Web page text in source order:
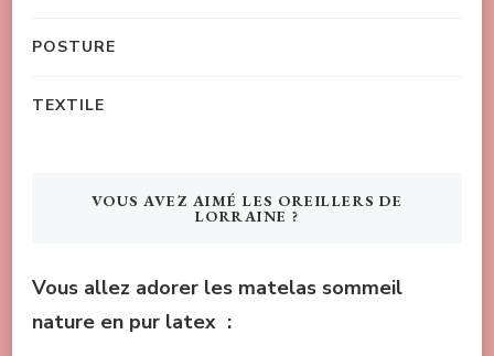
POSTURE
TEXTILE
VOUS AVEZ AIMÉ LES OREILLERS DE
LORRAINE ?
Vous allez adorer les matelas sommeil
nature en pur latex :